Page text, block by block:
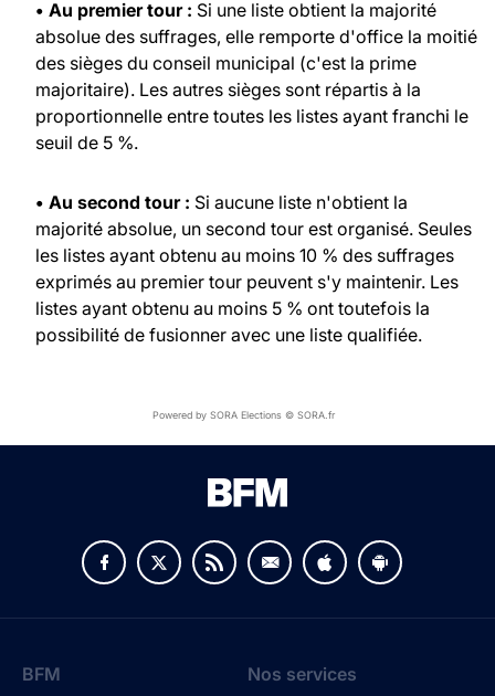
• Au premier tour : Si une liste obtient la majorité
absolue des suffrages, elle remporte d'office la moitié
des sièges du conseil municipal (c'est la prime
majoritaire). Les autres sièges sont répartis à la
proportionnelle entre toutes les listes ayant franchi le
seuil de 5 %.
• Au second tour : Si aucune liste n'obtient la
majorité absolue, un second tour est organisé. Seules
les listes ayant obtenu au moins 10 % des suffrages
exprimés au premier tour peuvent s'y maintenir. Les
listes ayant obtenu au moins 5 % ont toutefois la
possibilité de fusionner avec une liste qualifiée.
Powered by SORA Elections © SORA.fr
BFM Nos services